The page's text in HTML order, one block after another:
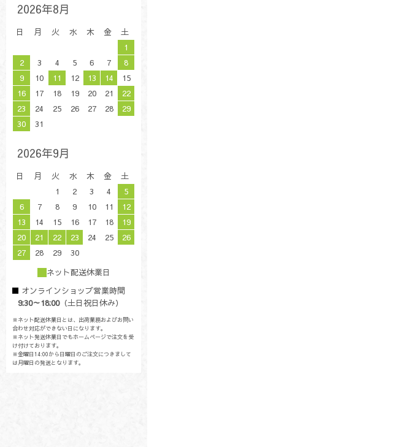
2026年8月
日 月 火 水 木 金
土
1
2
3 4 5 6 7
8
9
10 11 12 13 14
15
16
17 18 19 20 21
22
23
24 25 26 27 28
29
30
31
2026年9月
日 月 火 水 木 金
土
1
2 3 4
5
6
7 8 9 10 11
12
13
14 15 16 17 18
19
20
21 22 23 24 25
26
27
28 29
30
ネット配送休業日
オンラインショップ営業時間
9:30～18:00（土日祝日休み）
※ネット配送休業日とは、出荷業務およびお問い
合わせ対応ができない日になります。
※ネット発送休業日でもホームページで注文を受
け付けております。
※金曜日14:00から日曜日のご注文につきまして
は月曜日の発送となります。